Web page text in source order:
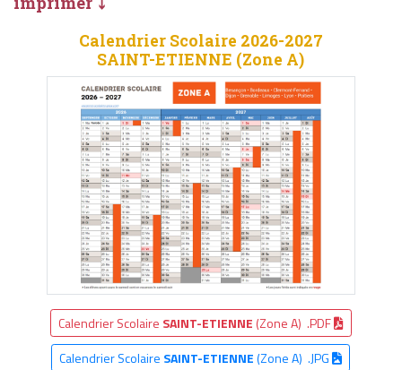
Calendrier Scolaire 2026-2027
SAINT-ETIENNE (Zone A)
Calendrier Scolaire SAINT-ETIENNE (Zone A) .PDF
Calendrier Scolaire SAINT-ETIENNE(Zone A) .JPG